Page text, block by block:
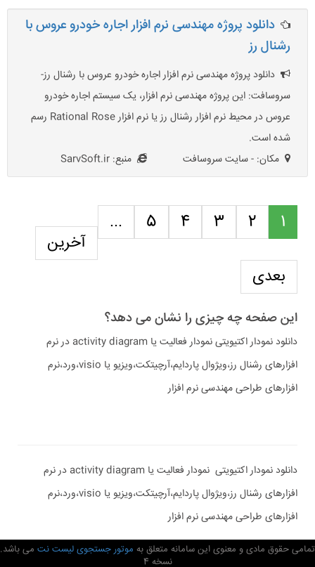
دانلود پروژه مهندسی نرم افزار اجاره خودرو عروس با
رشنال رز
دانلود پروژه مهندسی نرم افزار اجاره خودرو عروس با رشنال رز-
سروسافت: این پروژه مهندسی نرم افزار، یک سیستم اجاره خودرو
عروس در محیط نرم افزار رشنال رز یا نرم افزار Rational Rose رسم
شده است.
مکان: - سایت سروسافت
منبع: SarvSoft.ir
1
2
3
4
5
...
بعدی
آخرین
این صفحه چه چیزی را نشان می دهد؟
دانلود نمودار اکتیویتی نمودار فعالیت یا activity diagram در نرم
افزارهای رشنال رز،ویژوال پاردایم،آرچیتکت،ویزیو یا visio،ورد،نرم
افزارهای طراحی مهندسی نرم افزار
دانلود نمودار اکتیویتی نمودار فعالیت یا activity diagram در نرم
افزارهای رشنال رز،ویژوال پاردایم،آرچیتکت،ویزیو یا visio،ورد،نرم
افزارهای طراحی مهندسی نرم افزار
تمامی حقوق مادی و معنوی این سامانه متعلق به موتور جستجوی لیست نت می باشد.
نسخه 4